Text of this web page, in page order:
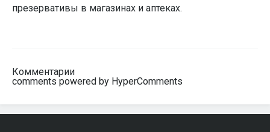
презервативы в магазинах и аптеках.
Комментарии
comments powered by HyperComments